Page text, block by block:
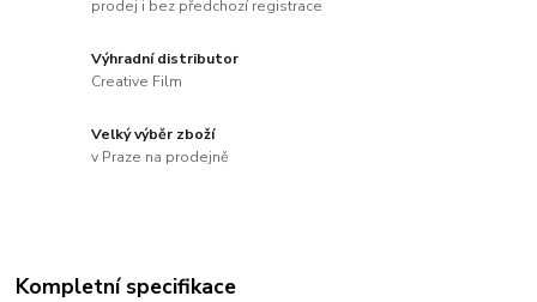
prodej i bez předchozí registrace
Výhradní distributor
Creative Film
Velký výběr zboží
v Praze na prodejně
Kompletní specifikace